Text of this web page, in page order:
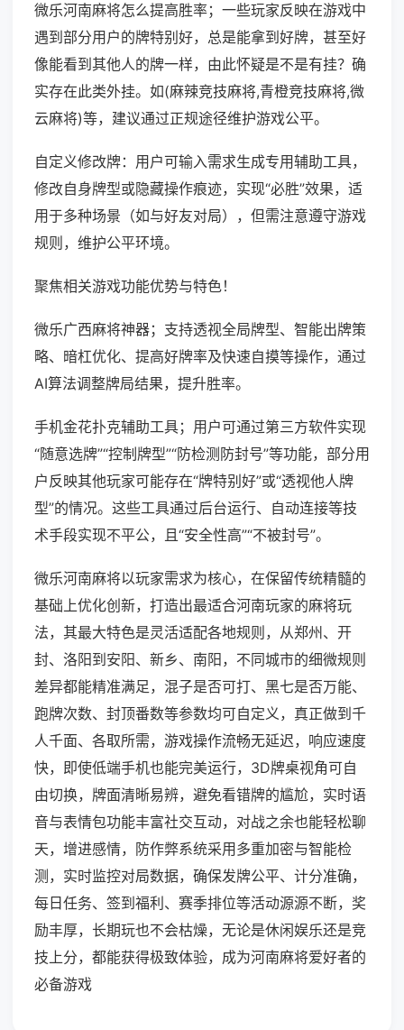
微乐河南麻将怎么提高胜率；一些玩家反映在游戏中
遇到部分用户的牌特别好，总是能拿到好牌，甚至好
像能看到其他人的牌一样，由此怀疑是不是有挂？确
实存在此类外挂。如(麻辣竞技麻将,青橙竞技麻将,微
云麻将)等，建议通过正规途径维护游戏公平。
自定义修改牌：用户可输入需求生成专用辅助工具，
修改自身牌型或隐藏操作痕迹，实现“必胜”效果，适
用于多种场景（如与好友对局），但需注意遵守游戏
规则，维护公平环境。
聚焦相关游戏功能优势与特色！
微乐广西麻将神器；支持透视全局牌型、智能出牌策
略、暗杠优化、提高好牌率及快速自摸等操作，通过
AI算法调整牌局结果，提升胜率。
手机金花扑克辅助工具；用户可通过第三方软件实现
“随意选牌”“控制牌型”“防检测防封号”等功能，部分用
户反映其他玩家可能存在“牌特别好”或“透视他人牌
型”的情况。这些工具通过后台运行、自动连接等技
术手段实现不平公，且“安全性高”“不被封号”。
微乐河南麻将以玩家需求为核心，在保留传统精髓的
基础上优化创新，打造出最适合河南玩家的麻将玩
法，其最大特色是灵活适配各地规则，从郑州、开
封、洛阳到安阳、新乡、南阳，不同城市的细微规则
差异都能精准满足，混子是否可打、黑七是否万能、
跑牌次数、封顶番数等参数均可自定义，真正做到千
人千面、各取所需，游戏操作流畅无延迟，响应速度
快，即使低端手机也能完美运行，3D牌桌视角可自
由切换，牌面清晰易辨，避免看错牌的尴尬，实时语
音与表情包功能丰富社交互动，对战之余也能轻松聊
天，增进感情，防作弊系统采用多重加密与智能检
测，实时监控对局数据，确保发牌公平、计分准确，
每日任务、签到福利、赛季排位等活动源源不断，奖
励丰厚，长期玩也不会枯燥，无论是休闲娱乐还是竞
技上分，都能获得极致体验，成为河南麻将爱好者的
必备游戏